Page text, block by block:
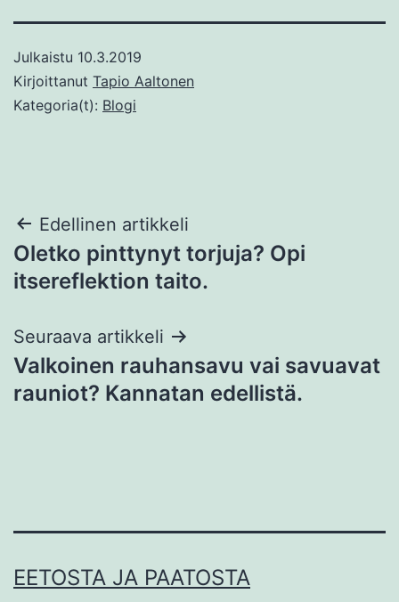
Julkaistu 10.3.2019
Kirjoittanut Tapio Aaltonen
Kategoria(t): Blogi
Artikkelien
selaus
Edellinen artikkeli
Oletko pinttynyt torjuja? Opi
itsereflektion taito.
Seuraava artikkeli
Valkoinen rauhansavu vai savuavat
rauniot? Kannatan edellistä.
EETOSTA JA PAATOSTA